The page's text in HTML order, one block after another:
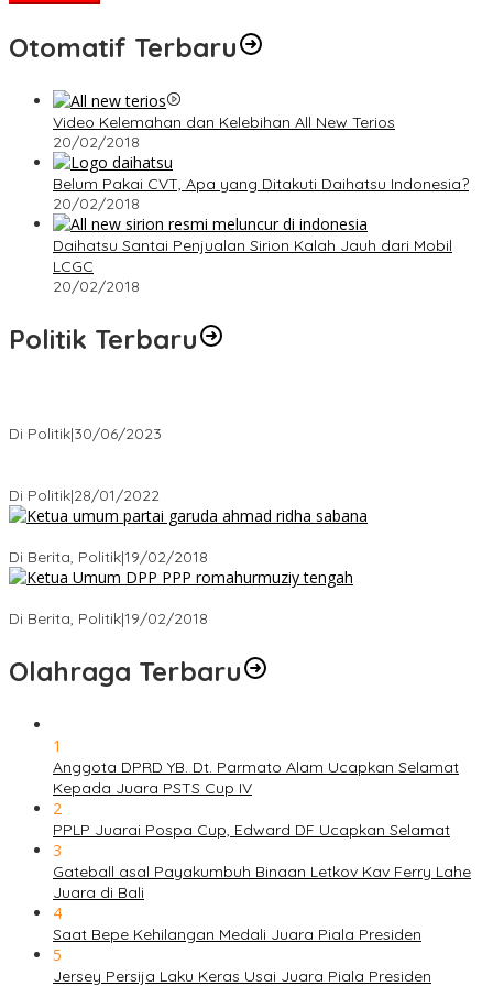
Otomatif Terbaru
Video Kelemahan dan Kelebihan All New Terios
20/02/2018
Belum Pakai CVT, Apa yang Ditakuti Daihatsu Indonesia?
20/02/2018
Daihatsu Santai Penjualan Sirion Kalah Jauh dari Mobil
LCGC
20/02/2018
Politik Terbaru
Di Politik|30/06/2023
Di Politik|28/01/2022
Di Berita, Politik|19/02/2018
Di Berita, Politik|19/02/2018
Olahraga Terbaru
1
Anggota DPRD YB. Dt. Parmato Alam Ucapkan Selamat
Kepada Juara PSTS Cup IV
2
PPLP Juarai Pospa Cup, Edward DF Ucapkan Selamat
3
Gateball asal Payakumbuh Binaan Letkov Kav Ferry Lahe
Juara di Bali
4
Saat Bepe Kehilangan Medali Juara Piala Presiden
5
Jersey Persija Laku Keras Usai Juara Piala Presiden